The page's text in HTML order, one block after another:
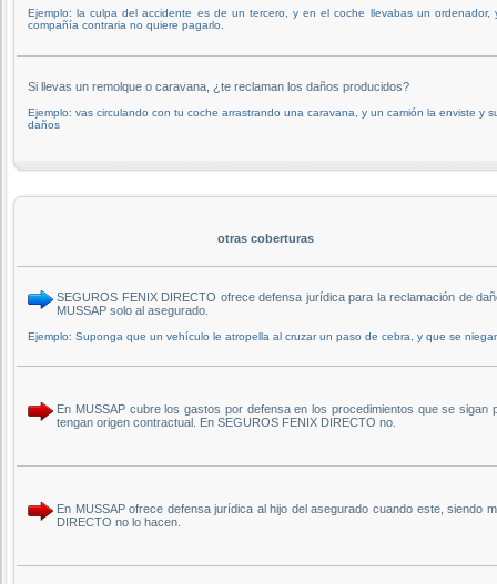
Ejemplo: la culpa del accidente es de un tercero, y en el coche llevabas un ordenador,
compañía contraria no quiere pagarlo.
Si llevas un remolque o caravana, ¿te reclaman los daños producidos?
Ejemplo: vas circulando con tu coche arrastrando una caravana, y un camión la enviste y
daños
otras coberturas
SEGUROS FENIX DIRECTO ofrece defensa jurídica para la reclamación de
MUSSAP solo al asegurado.
Ejemplo: Suponga que un vehículo le atropella al cruzar un paso de cebra, y que se
En MUSSAP cubre los gastos por defensa en los procedimientos que se
tengan origen contractual. En SEGUROS FENIX DIRECTO no.
En MUSSAP ofrece defensa jurídica al hijo del asegurado cuando este,
DIRECTO no lo hacen.